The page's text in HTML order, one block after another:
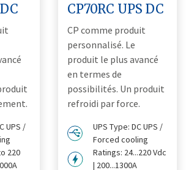
UPS /
220
CP70RC UPS DC
CP comme produit
personnalisé. Le
produit le plus avancé
en termes de
possibilités. Un produit
refroidi par force.
UPS Type: DC UPS /
Forced cooling
Ratings: 24...220 Vdc
| 200...1300A